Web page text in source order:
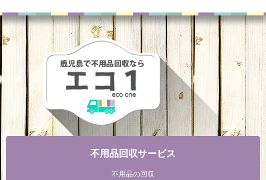
不用品回収サービス
不用品の回収